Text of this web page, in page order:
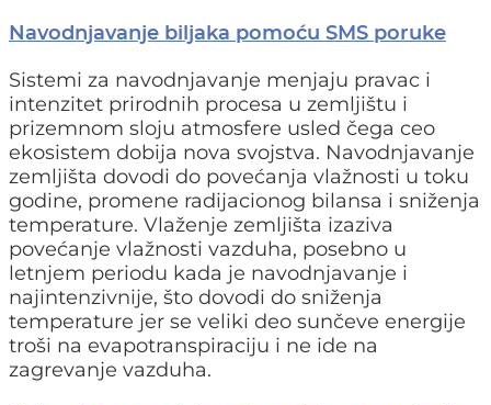
Navodnjavanje biljaka pomoću SMS poruke
Sistemi za navodnjavanje menjaju pravac i
intenzitet prirodnih procesa u zemljištu i
prizemnom sloju atmosfere usled čega ceo
ekosistem dobija nova svojstva. Navodnjavanje
zemljišta dovodi do povećanja vlažnosti u toku
godine, promene radijacionog bilansa i sniženja
temperature. Vlaženje zemljišta izaziva
povećanje vlažnosti vazduha, posebno u
letnjem periodu kada je navodnjavanje i
najintenzivnije, što dovodi do sniženja
temperature jer se veliki deo sunčeve energije
troši na evapotranspiraciju i ne ide na
zagrevanje vazduha.